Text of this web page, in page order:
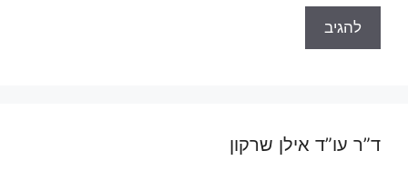
ד”ר עו”ד אילן שרקון